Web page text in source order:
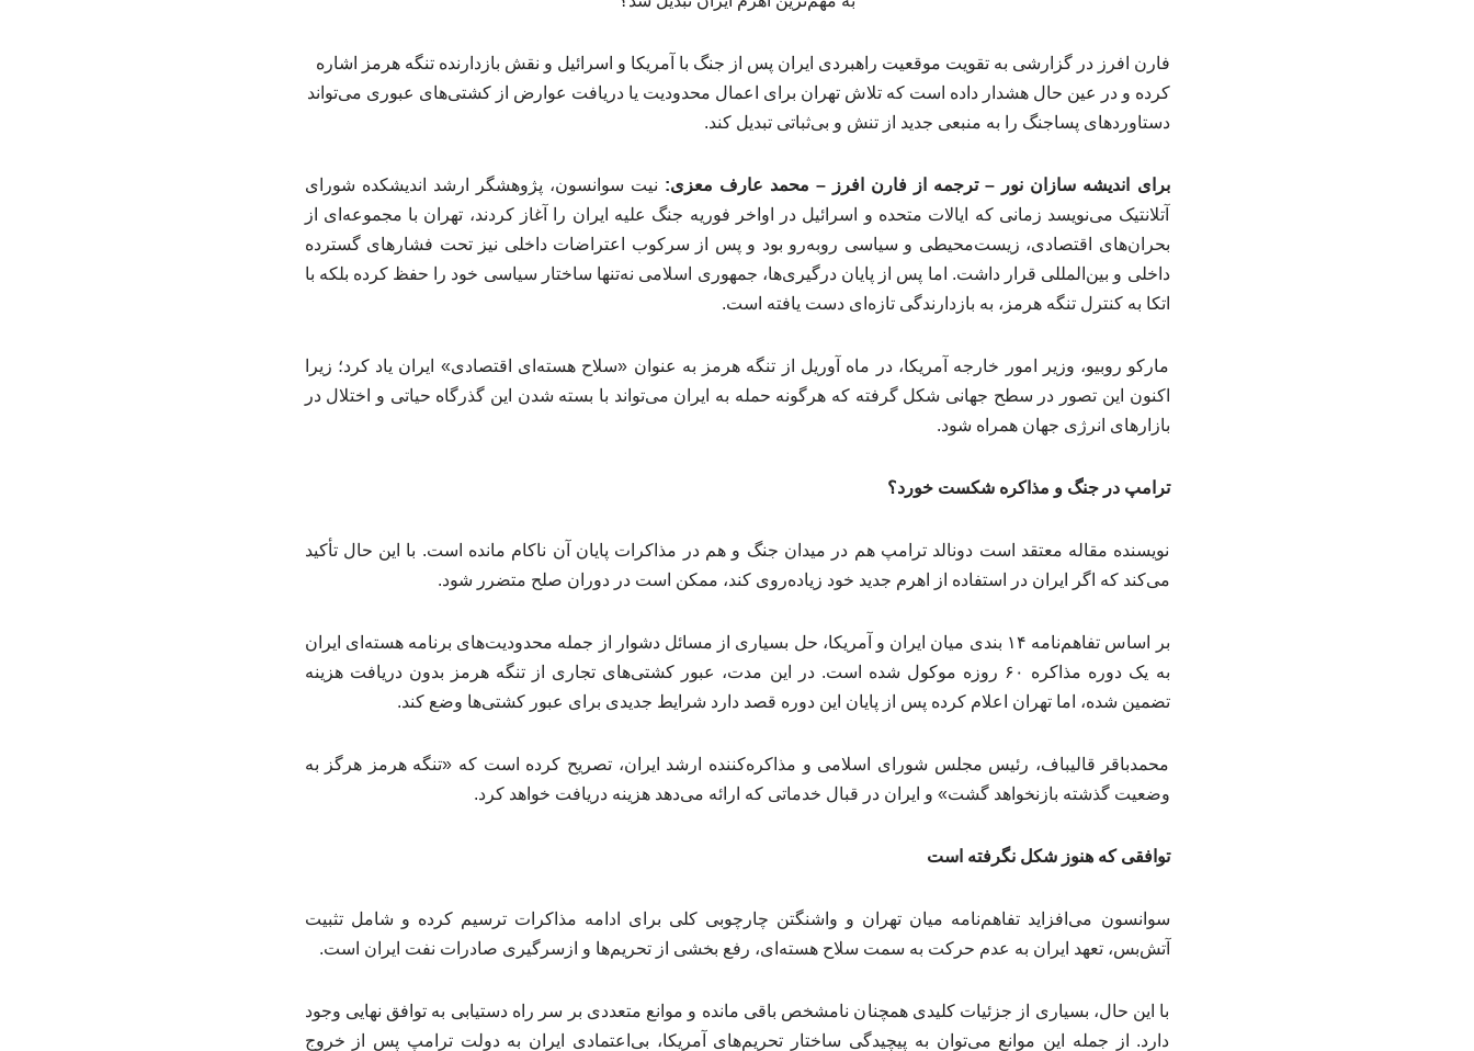
فارن افرز در گزارشی به تقویت موقعیت راهبردی ایران پس از جنگ با آمریکا و اسرائیل و نقش بازدارنده تنگه هرمز اشاره
کرده و در عین حال هشدار داده است که تلاش تهران برای اعمال محدودیت یا دریافت عوارض از کشتی‌های عبوری می‌تواند
دستاوردهای پساجنگ را به منبعی جدید از تنش و بی‌ثباتی تبدیل کند.
برای اندیشه سازان نور – ترجمه از فارن افرز – محمد عارف معزی: نیت سوانسون، پژوهشگر ارشد اندیشکده شورای
آتلانتیک می‌نویسد زمانی که ایالات متحده و اسرائیل در اواخر فوریه جنگ علیه ایران را آغاز کردند، تهران با مجموعه‌ای از
بحران‌های اقتصادی، زیست‌محیطی و سیاسی روبه‌رو بود و پس از سرکوب اعتراضات داخلی نیز تحت فشارهای گسترده
داخلی و بین‌المللی قرار داشت. اما پس از پایان درگیری‌ها، جمهوری اسلامی نه‌تنها ساختار سیاسی خود را حفظ کرده بلکه با
اتکا به کنترل تنگه هرمز، به بازدارندگی تازه‌ای دست یافته است.
مارکو روبیو، وزیر امور خارجه آمریکا، در ماه آوریل از تنگه هرمز به عنوان «سلاح هسته‌ای اقتصادی» ایران یاد کرد؛ زیرا
اکنون این تصور در سطح جهانی شکل گرفته که هرگونه حمله به ایران می‌تواند با بسته شدن این گذرگاه حیاتی و اختلال در
بازارهای انرژی جهان همراه شود.
ترامپ در جنگ و مذاکره شکست خورد؟
نویسنده مقاله معتقد است دونالد ترامپ هم در میدان جنگ و هم در مذاکرات پایان آن ناکام مانده است. با این حال تأکید
می‌کند که اگر ایران در استفاده از اهرم جدید خود زیاده‌روی کند، ممکن است در دوران صلح متضرر شود.
بر اساس تفاهم‌نامه ۱۴ بندی میان ایران و آمریکا، حل بسیاری از مسائل دشوار از جمله محدودیت‌های برنامه هسته‌ای ایران
به یک دوره مذاکره ۶۰ روزه موکول شده است. در این مدت، عبور کشتی‌های تجاری از تنگه هرمز بدون دریافت هزینه
تضمین شده، اما تهران اعلام کرده پس از پایان این دوره قصد دارد شرایط جدیدی برای عبور کشتی‌ها وضع کند.
محمدباقر قالیباف، رئیس مجلس شورای اسلامی و مذاکره‌کننده ارشد ایران، تصریح کرده است که «تنگه هرمز هرگز به
وضعیت گذشته بازنخواهد گشت» و ایران در قبال خدماتی که ارائه می‌دهد هزینه دریافت خواهد کرد.
توافقی که هنوز شکل نگرفته است
سوانسون می‌افزاید تفاهم‌نامه میان تهران و واشنگتن چارچوبی کلی برای ادامه مذاکرات ترسیم کرده و شامل تثبیت
آتش‌بس، تعهد ایران به عدم حرکت به سمت سلاح هسته‌ای، رفع بخشی از تحریم‌ها و ازسرگیری صادرات نفت ایران است.
با این حال، بسیاری از جزئیات کلیدی همچنان نامشخص باقی مانده و موانع متعددی بر سر راه دستیابی به توافق نهایی وجود
دارد. از جمله این موانع می‌توان به پیچیدگی ساختار تحریم‌های آمریکا، بی‌اعتمادی ایران به دولت ترامپ پس از خروج